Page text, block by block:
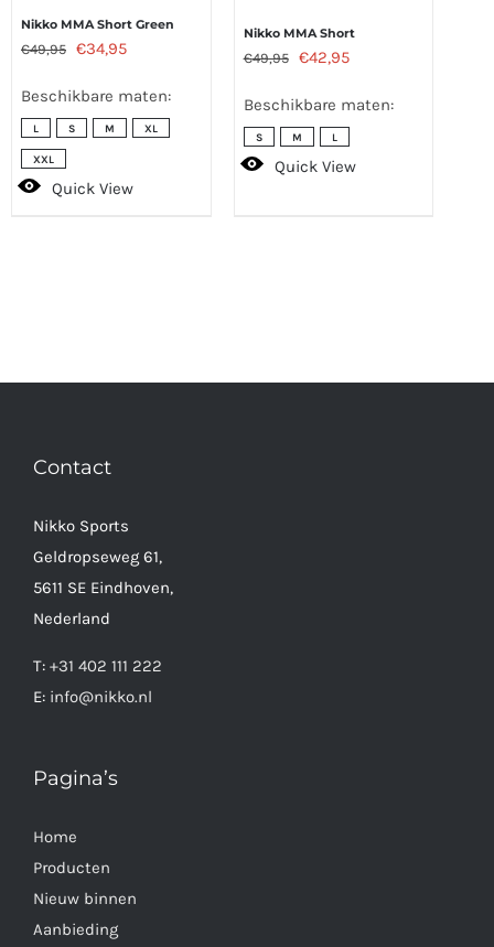
Nikko MMA Short Green
€49,95 Oorspronkelijke
€49,95.
€34,95Huidige
€34,95.
Beschikbare maten:
L S M XL
XXL
Quick View
Nikko MMA Short
€49,95
Oorspronkelijke
was:
€49,95.
€42,95Huidige
is:
€42,95.
Beschikbare maten:
S M L
Quick View
Contact
Nikko Sports
Geldropseweg 61,
5611 SE Eindhoven,
Nederland
T: +31 402 111 222
E: info@nikko.nl
Pagina’s
Home
Producten
Nieuw binnen
Aanbieding